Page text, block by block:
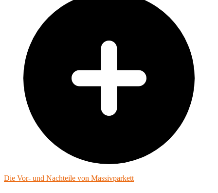
Die Vor- und Nachteile von Massivparkett